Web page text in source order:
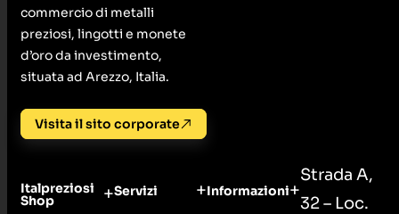
commercio di metalli
preziosi, lingotti e monete
d’oro da investimento,
situata ad Arezzo, Italia.
Visita il sito corporate
Italpreziosi
Shop
Servizi Informazioni
Strada A,
32 – Loc.